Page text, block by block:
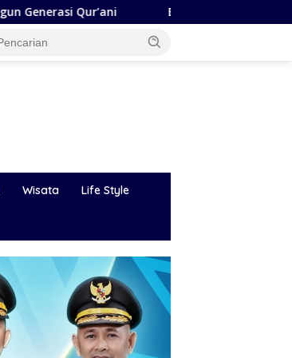
Bupati Andi Rudi Latif Perkuat SDM,
Wisata Life Style